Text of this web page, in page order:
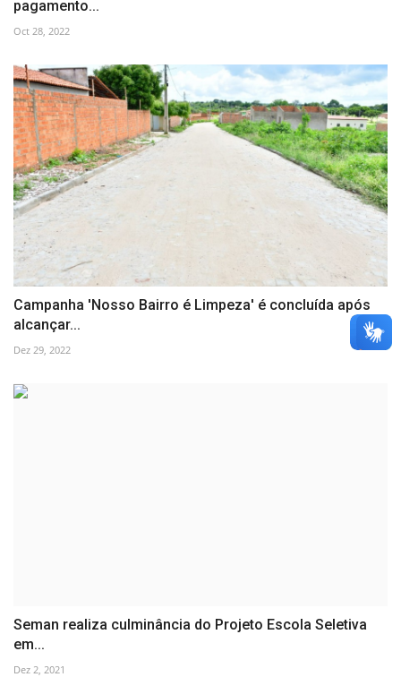
pagamento...
Oct 28, 2022
Campanha 'Nosso Bairro é Limpeza' é concluída após
alcançar...
Dez 29, 2022
Seman realiza culminância do Projeto Escola Seletiva
em...
Dez 2, 2021